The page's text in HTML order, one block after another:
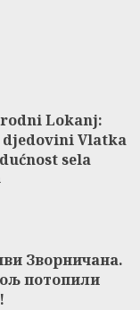
Lokanj:
djedovini Vlatka
sela
Зворничана.
потопили